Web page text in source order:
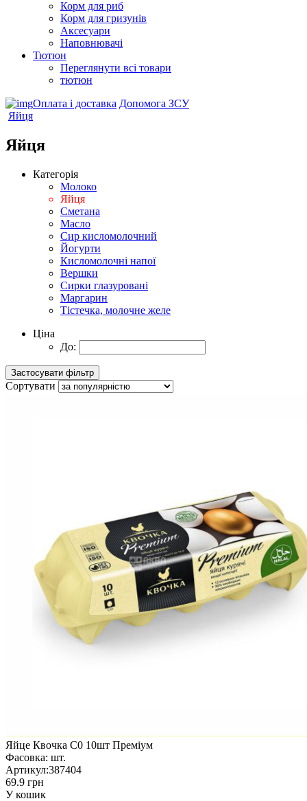
Корм для риб
Корм для гризунів
Аксесуари
Наповнювачі
Тютюн
Переглянути всі товари
тютюн
Оплата і доставка Допомога ЗСУ
Яйця
Яйця
Категорія
Молоко
Яйця
Сметана
Масло
Сир кисломолочний
Йогурти
Кисломолочні напої
Вершки
Сирки глазуровані
Маргарин
Тістечка, молочне желе
Ціна
До:
Сортувати
Яйце Квочка С0 10шт Преміум
Фасовка: шт.
Артикул:387404
69.9 грн
У кошик